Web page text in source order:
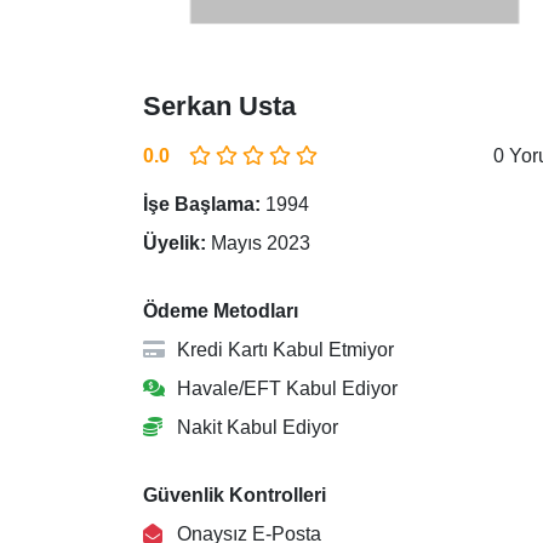
Serkan Usta
0.0 0
İşe Başlama: 1994
Üyelik: Mayıs 2023
Ödeme Metodları
Kredi Kartı Kabul Etmiyor
Havale/EFT Kabul Ediyor
Nakit Kabul Ediyor
Güvenlik Kontrolleri
Onaysız E-Posta